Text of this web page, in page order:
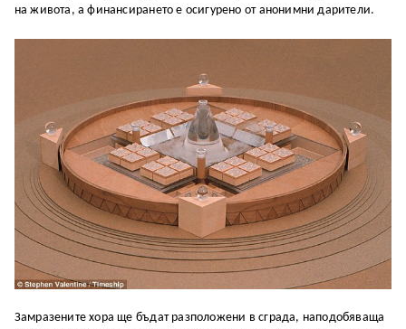
на живота, а финансирането е осигурено от анонимни дарители.
Замразените хора ще бъдат разположени в сграда, наподобяваща